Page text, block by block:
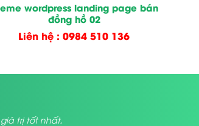
wordpress landing page bán
đồng hồ 02
Liên hệ : 0984 510 136
trị tốt nhất,